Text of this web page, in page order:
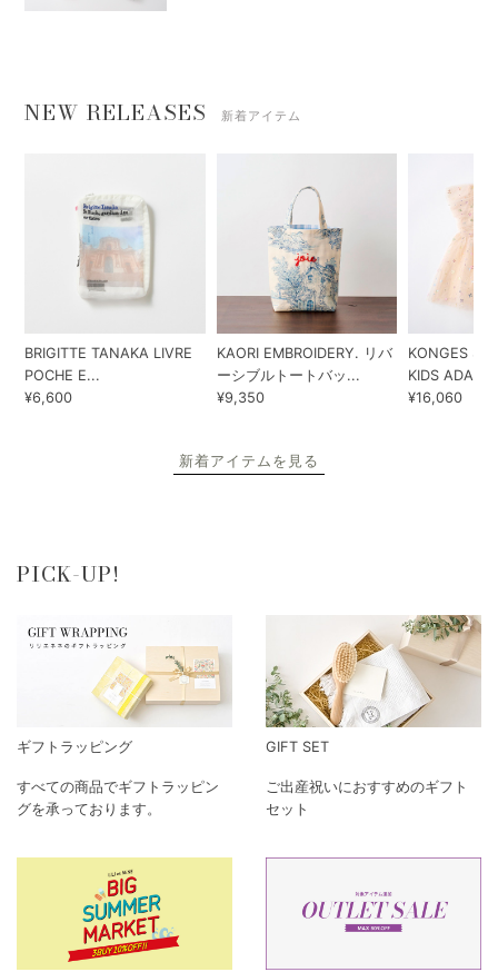
NEW RELEASES 新着アイテム
BRIGITTE TANAKA LIVRE
POCHE E...
¥6,600
KAORI EMBROIDERY. リバ
ーシブルトートバッ...
¥9,350
KONGES
KIDS ADA...
¥16,060
新着アイテムを見る
PICK-UP!
ギフトラッピング
すべての商品でギフトラッピン
グを承っております。
GIFT SET
ご出産祝いにおすすめのギフト
セット